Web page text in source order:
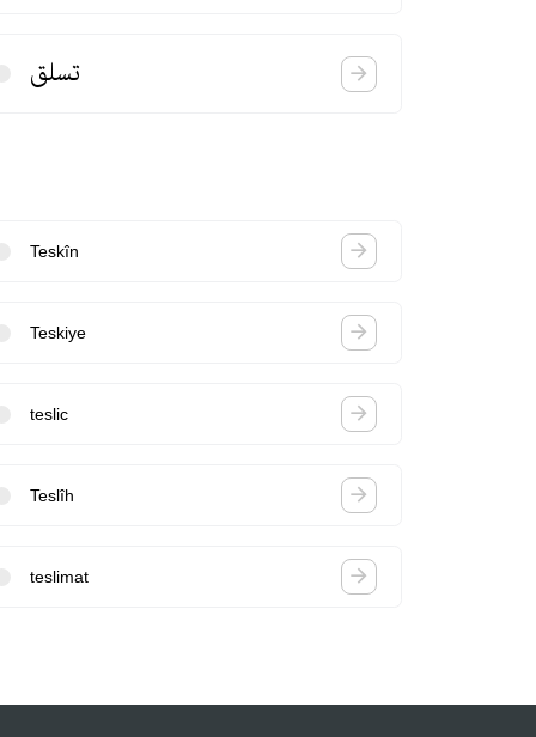
تسلق
Teskîn
Teskiye
teslic
Teslîh
teslimat